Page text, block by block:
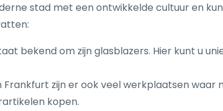
stad met een ontwikkelde cultuur en
bekend om zijn glasblazers. Hier kunt u
zijn er ook veel werkplaatsen
kopen.